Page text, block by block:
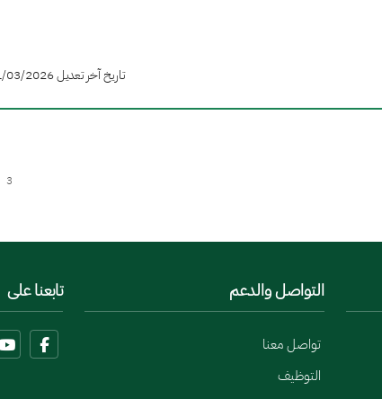
تاريخ آخر تعديل 01/03/2026 - 14:03 بتوقيت المملكة العربية السعودية
3
التواصل والدعم
تواصل معنا
التوظيف
تابعنا على